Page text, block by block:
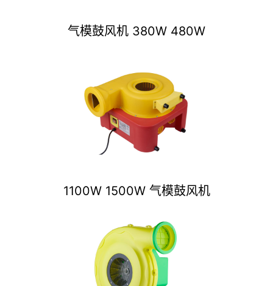
气模鼓风机 380W 480W
1100W 1500W 气模鼓风机